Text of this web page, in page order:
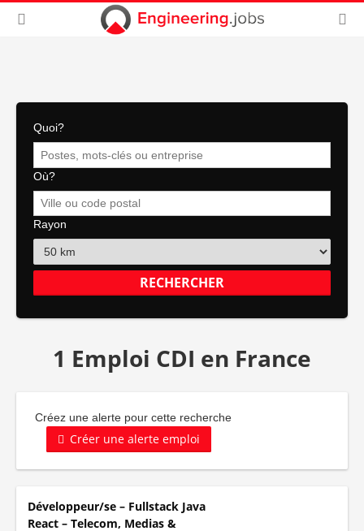
Quoi?
Où?
Rayon
1 Emploi CDI en France
Créez une alerte pour cette recherche
Créer une alerte emploi
Développeur/se – Fullstack Java
React – Telecom, Medias &